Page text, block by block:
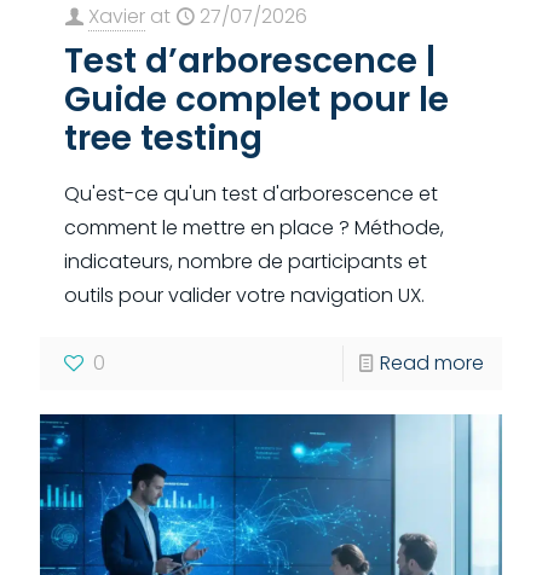
Xavier at 27/07/2026
Test d’arborescence |
Guide complet pour le
tree testing
Qu'est-ce qu'un test d'arborescence et
comment le mettre en place ? Méthode,
indicateurs, nombre de participants et
outils pour valider votre navigation UX.
0 Read more